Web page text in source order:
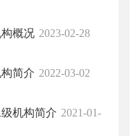
概况 2023-02-28
简介 2022-03-02
机构简介 2021-01-